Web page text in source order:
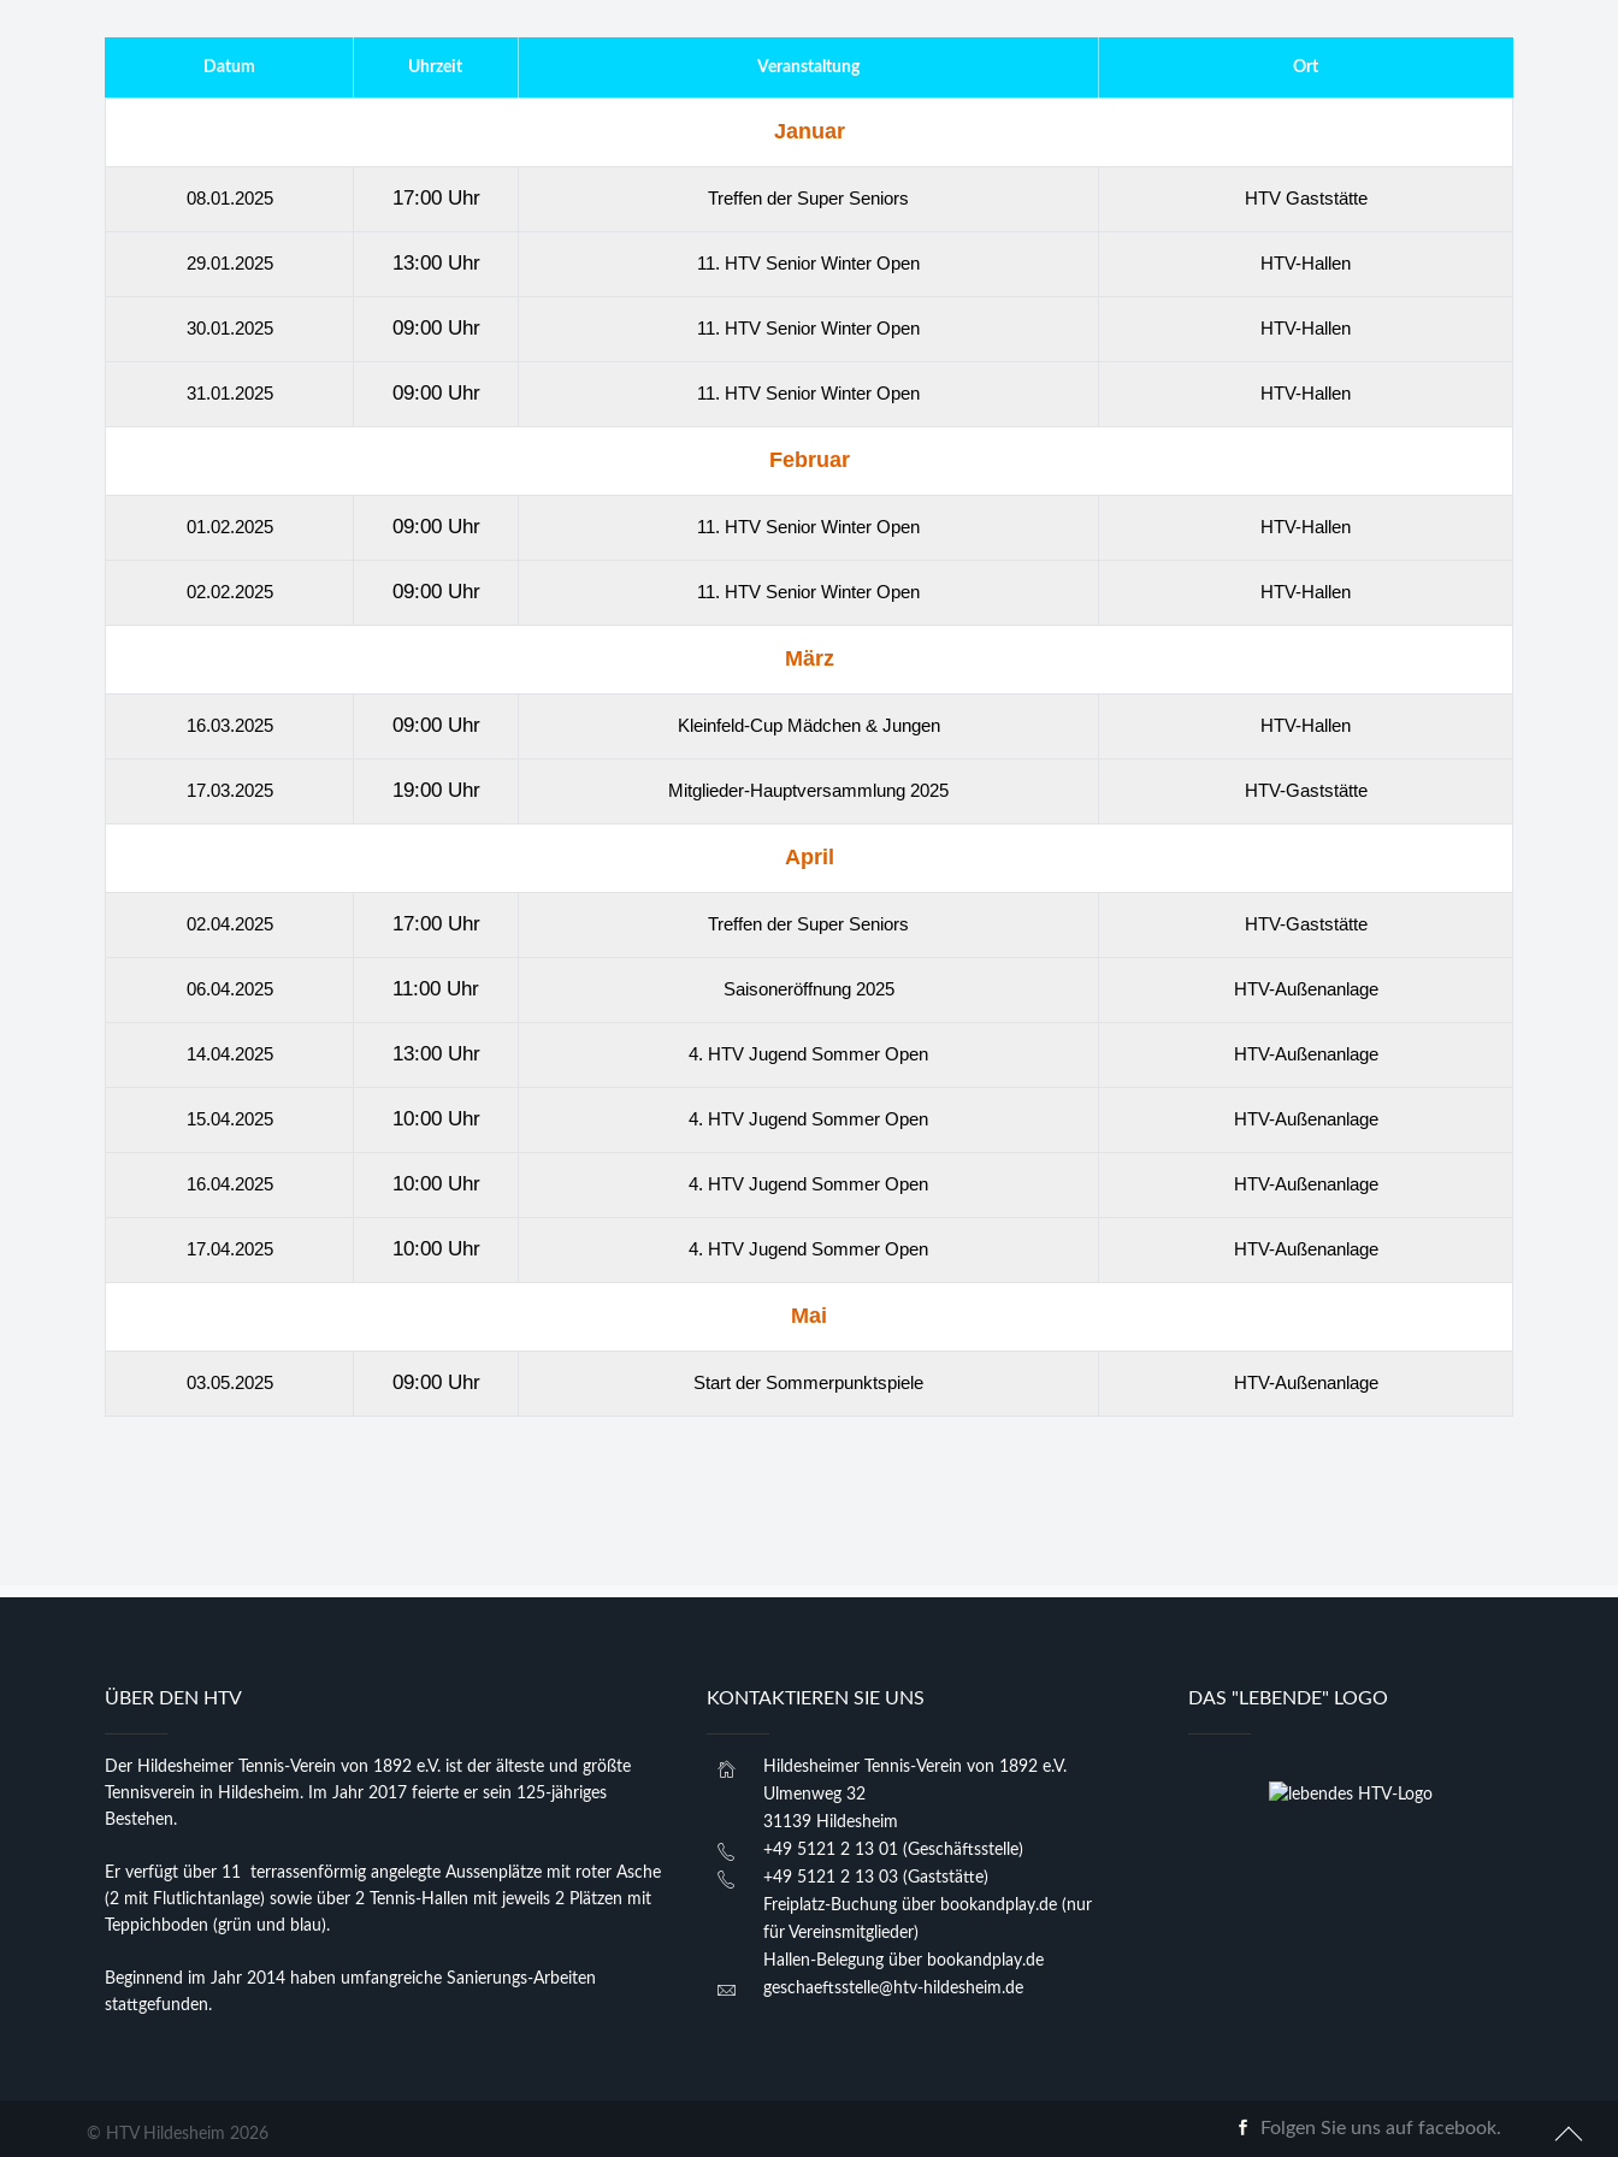
Datum Uhrzeit Veranstaltung Ort
Januar
08.01.2025 17:00 Uhr Treffen der Super Seniors HTV Gaststätte
29.01.2025 13:00 Uhr 11. HTV Senior Winter Open HTV-Hallen
30.01.2025 09:00 Uhr 11. HTV Senior Winter Open HTV-Hallen
31.01.2025 09:00 Uhr 11. HTV Senior Winter Open HTV-Hallen
Februar
01.02.2025 09:00 Uhr 11. HTV Senior Winter Open HTV-Hallen
02.02.2025 09:00 Uhr 11. HTV Senior Winter Open HTV-Hallen
März
16.03.2025 09:00 Uhr Kleinfeld-Cup Mädchen & Jungen HTV-Hallen
17.03.2025 19:00 Uhr Mitglieder-Hauptversammlung 2025 HTV-Gaststätte
April
02.04.2025 17:00 Uhr Treffen der Super Seniors HTV-Gaststätte
06.04.2025 11:00 Uhr Saisoneröffnung 2025 HTV-Außenanlage
14.04.2025 13:00 Uhr 4. HTV Jugend Sommer Open HTV-Außenanlage
15.04.2025 10:00 Uhr 4. HTV Jugend Sommer Open HTV-Außenanlage
16.04.2025 10:00 Uhr 4. HTV Jugend Sommer Open HTV-Außenanlage
17.04.2025 10:00 Uhr 4. HTV Jugend Sommer Open HTV-Außenanlage
Mai
03.05.2025 09:00 Uhr Start der Sommerpunktspiele HTV-Außenanlage
ÜBER DEN HTV
Der Hildesheimer Tennis-Verein von 1892 e.V. ist der älteste und größte
Tennisverein in Hildesheim. Im Jahr 2017 feierte er sein 125-jähriges
Bestehen.
Er verfügt über 11 terrassenförmig angelegte Aussenplätze mit roter Asche
(2 mit Flutlichtanlage) sowie über 2 Tennis-Hallen mit jeweils 2 Plätzen mit
Teppichboden (grün und blau).
Beginnend im Jahr 2014 haben umfangreiche Sanierungs-Arbeiten
stattgefunden.
KONTAKTIEREN SIE UNS
Hildesheimer Tennis-Verein von 1892 e.V.
Ulmenweg 32
31139 Hildesheim
+49 5121 2 13 01 (Geschäftsstelle)
+49 5121 2 13 03 (Gaststätte)
Freiplatz-Buchung über bookandplay.de (nur
für Vereinsmitglieder)
Hallen-Belegung über bookandplay.de
geschaeftsstelle@htv-hildesheim.de
DAS "LEBENDE" LOGO
© HTV Hildesheim 2026 Folgen Sie uns auf facebook.